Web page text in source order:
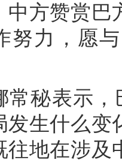
中方赞赏巴
努力，愿
表示，巴
发生什么
往地在涉及